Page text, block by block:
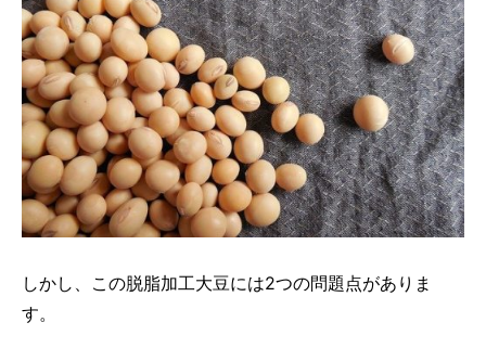
しかし、この脱脂加工大豆には2つの問題点がありま
す。